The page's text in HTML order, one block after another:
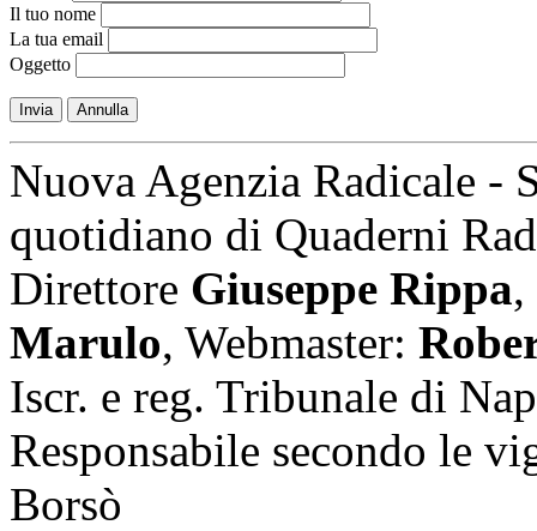
Il tuo nome
La tua email
Oggetto
Invia Annulla
Nuova Agenzia Radicale -
quotidiano di Quaderni
Direttore Giuseppe Rippa,
Marulo, Webmaster:
Iscr. e reg. Tribunale di
Responsabile secondo le
Borsò